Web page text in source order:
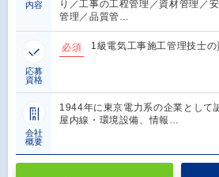
内容
り／工事の工程管理／資材管理／
管理／品質管…
応募
資格
必須 1級電気工事施工管理技士の
会社
概要
1944年に東京電力系の企業として
屋内線・環境設備、情報…